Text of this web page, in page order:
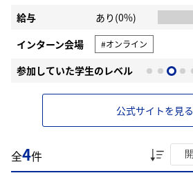
給与
あり(0%)
インターン会場
#オンライン
参加していた学生のレベル
公式サイトを見る
全4件